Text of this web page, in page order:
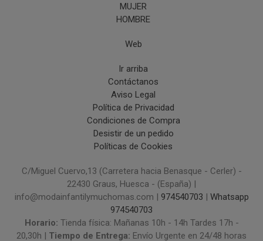
MUJER
HOMBRE
Web
Ir arriba
Contáctanos
Aviso Legal
Política de Privacidad
Condiciones de Compra
Desistir de un pedido
Políticas de Cookies
C/Miguel Cuervo,13 (Carretera hacia Benasque - Cerler) -
22430 Graus, Huesca - (España) |
info@modainfantilymuchomas.com | 974540703 | Whatsapp
974540703
Horario: Tienda física: Mañanas 10h - 14h Tardes 17h -
20,30h | Tiempo de Entrega: Envío Urgente en 24/48 horas